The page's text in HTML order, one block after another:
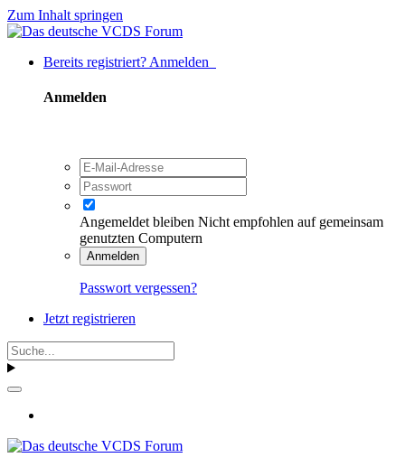
Zum Inhalt springen
Bereits registriert? Anmelden
Anmelden
Angemeldet bleiben Nicht empfohlen auf gemeinsam
genutzten Computern
Anmelden
Passwort vergessen?
Jetzt registrieren